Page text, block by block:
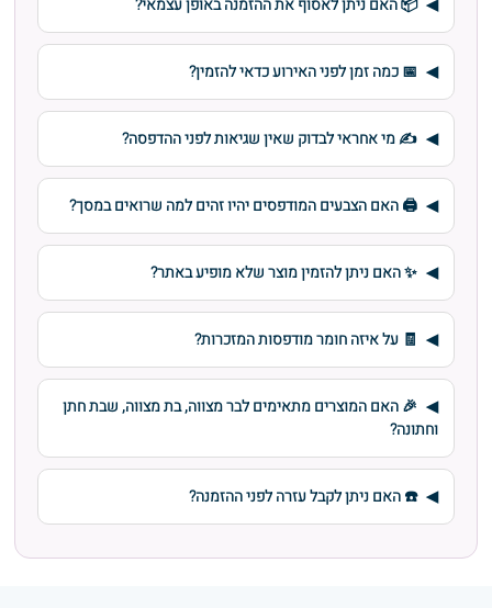
📦 האם ניתן לאסוף את ההזמנה באופן עצמאי?
📅 כמה זמן לפני האירוע כדאי להזמין?
✍️ מי אחראי לבדוק שאין שגיאות לפני ההדפסה?
🖨️ האם הצבעים המודפסים יהיו זהים למה שרואים במסך?
✨ האם ניתן להזמין מוצר שלא מופיע באתר?
🧾 על איזה חומר מודפסות המזכרות?
🎉 האם המוצרים מתאימים לבר מצווה, בת מצווה, שבת חתן
וחתונה?
☎️ האם ניתן לקבל עזרה לפני ההזמנה?